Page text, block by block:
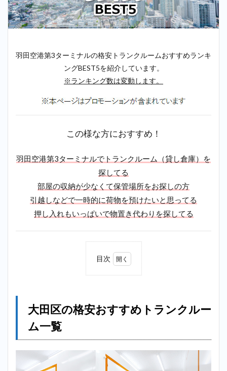
羽田空港第3ターミナルの格安トランクルームおすすめランキ
ングBEST5を紹介しています。
※ランキング数は変動します。
この様な方におすすめ！
羽田空港第3ターミナルでトランクルーム（貸し倉庫）を
探してる
部屋の収納が少なくて保管場所をお探しの方
引越しなどで一時的に荷物を預けたいと思ってる
押し入れもいっぱいで物置き代わりを探してる
目次
おす
すめ
ム一
覧
大田区の格安おすすめトランクルー
ム一覧